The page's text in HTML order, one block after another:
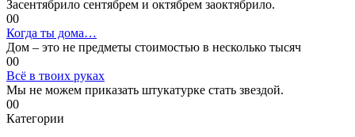
Засентябрило сентябрем и октябрем заоктябрило.
00
Когда ты дома…
Дом – это не предметы стоимостью в несколько тысяч
00
Всё в твоих руках
Мы не можем приказать штукатурке стать звездой.
00
Категории